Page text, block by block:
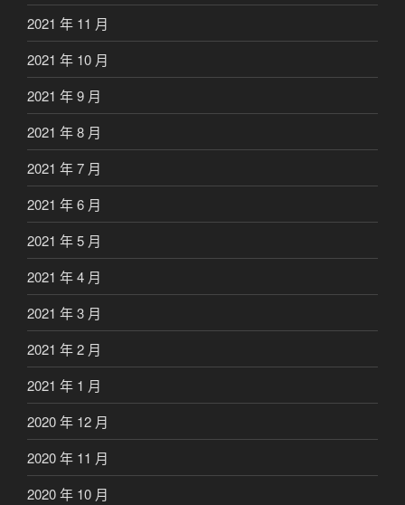
2021 年 11 月
2021 年 10 月
2021 年 9 月
2021 年 8 月
2021 年 7 月
2021 年 6 月
2021 年 5 月
2021 年 4 月
2021 年 3 月
2021 年 2 月
2021 年 1 月
2020 年 12 月
2020 年 11 月
2020 年 10 月